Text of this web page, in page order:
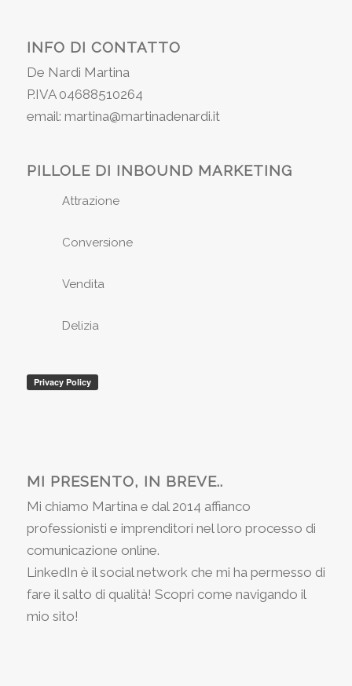
INFO DI CONTATTO
De Nardi Martina
P.IVA 04688510264
email: martina@martinadenardi.it
PILLOLE DI INBOUND MARKETING
Attrazione
Conversione
Vendita
Delizia
MI PRESENTO, IN BREVE..
Mi chiamo Martina e dal 2014 affianco
professionisti e imprenditori nel loro processo di
comunicazione online.
LinkedIn è il social network che mi ha permesso di
fare il salto di qualità! Scopri come navigando il
mio sito!